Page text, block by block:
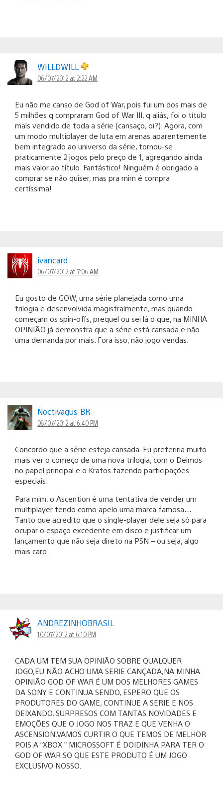
WILLDWILL
06/07/2012 at 2:22 AM
Eu não me canso de God of War, pois fui um dos mais de
5 milhões q compraram God of War III, q aliás, foi o título
mais vendido de toda a série (cansaço, oi?). Agora, com
um modo multiplayer de luta em arenas aparentemente
bem integrado ao universo da série, tornou-se
praticamente 2 jogos pelo preço de 1, agregando ainda
mais valor ao título. Fantástico! Ninguém é obrigado a
comprar se não quiser, mas pra mim é compra
certíssima!
ivancard
06/07/2012 at 7:06 AM
Eu gosto de GOW, uma série planejada como uma
trilogia e desenvolvida magistralmente, mas quando
começam os spin-offs, prequel ou sei lá o que, na MINHA
OPINIÃO já demonstra que a série está cansada e não
uma demanda por mais. Fora isso, não jogo vendas.
Noctivagus-BR
08/07/2012 at 6:40 PM
Concordo que a série esteja cansada. Eu preferiria muito
mais ver o começo de uma nova trilogia, com o Deimos
no papel principal e o Kratos fazendo participações
especiais.
Para mim, o Ascention é uma tentativa de vender um
multiplayer tendo como apelo uma marca famosa…
Tanto que acredito que o single-player dele seja só para
ocupar o espaço excedente em disco e justificar um
lançamento que não seja direto na PSN – ou seja, algo
mais caro.
ANDREZINHOBRASIL
10/07/2012 at 6:10 PM
CADA UM TEM SUA OPINIÃO SOBRE QUALQUER
JOGO,EU NÃO ACHO UMA SERIE CANÇADA,NA MINHA
OPINIÃO GOD OF WAR É UM DOS MELHORES GAMES
DA SONY E CONTINUA SENDO, ESPERO QUE OS
PRODUTORES DO GAME, CONTINUE A SERIE E NOS
DEIXANDO, SURPRESOS COM TANTAS NOVIDADES E
EMOÇÕES QUE O JOGO NOS TRAZ E QUE VENHA O
ASCENSION.VAMOS CURTIR O QUE TEMOS DE MELHOR
POIS A “XBOX ” MICROSSOFT É DOIDINHA PARA TER O
GOD OF WAR SO QUE ESTE PRODUTO É UM JOGO
EXCLUSIVO NOSSO.